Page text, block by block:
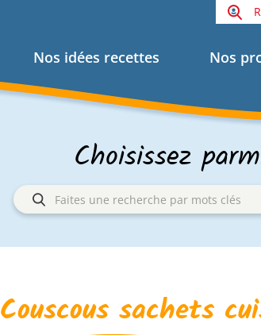
Choisissez
Nos idées recettes Nos
Couscous sachets